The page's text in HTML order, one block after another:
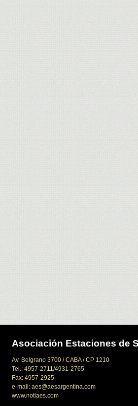
Asociación Estaciones de
Av. Belgrano 3700 / CABA / CP 1210
Tel.: 4957-2711/4931-2765
Fax: 4957-2925
e-mail: aes@aesargentina.com
www.notiaes.com